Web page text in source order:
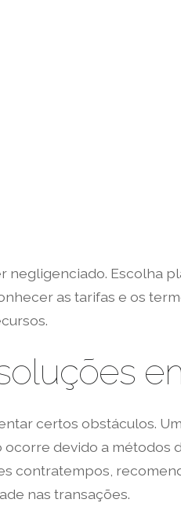
negligenciado. Escolha
as tarifas e os
certos obstáculos.
devido a
contratempos,
nas transações.